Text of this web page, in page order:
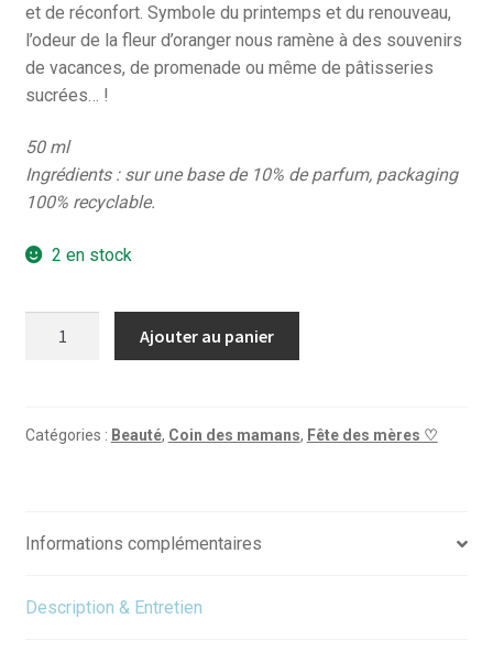
et de réconfort. Symbole du printemps et du renouveau,
l’odeur de la fleur d’oranger nous ramène à des souvenirs
de vacances, de promenade ou même de pâtisseries
sucrées… !
50 ml
Ingrédients : sur une base de 10% de parfum, packaging
100% recyclable.
2 en stock
Toilette
50ml
Ajouter au panier
Catégories : Beauté, Coin des mamans, Fête des mères ♡
Informations complémentaires
Description & Entretien